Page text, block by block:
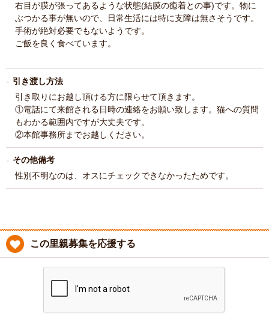
右目が膜が張ってあるような状態(結膜の癒着との事)です。物に
ぶつかる事が無いので、日常生活には特に支障は無さそうです。
手術が絶対必要でもないようです。
ご飯を良く食べています。
引き渡し方法
引き取りにお越し頂ける方に限らせて頂きます。
①電話にて来館される日時の連絡をお願い致します。猫への質問
もわかる範囲内ですが大丈夫です。
②本館事務所までお越しください。
その他備考
性別不明なのは、オスにチェックできなかったためです。
この里親募集を応援する